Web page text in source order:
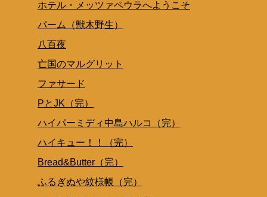
ホテル・メッツァペウラへようこそ
パーム（獣木野生）
八百夜
亡国のマルグリット
ファサード
PとJK（完）
ハイパーミディ中島ハルコ（完）
ハイキュー！！（完）
Bread&Butter（完）
ふるぎぬや紋様帳（完）